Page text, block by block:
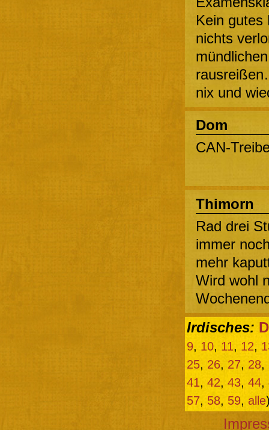
Kein gutes
nichts
nix und
Dom
CAN-
Thimorn
Rad drei
immer
mehr
Wird wohl
Irdisches:
9, 10, 11, 12,
25, 26, 27, 28,
41, 42, 43, 44,
57, 58, 59, alle